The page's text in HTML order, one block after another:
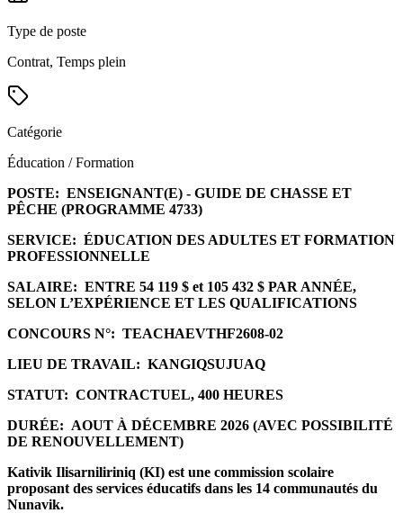
Type de poste
Contrat, Temps plein
Catégorie
Éducation / Formation
POSTE: ENSEIGNANT(E) - GUIDE DE CHASSE ET
PÊCHE (PROGRAMME 4733)
SERVICE: ÉDUCATION DES ADULTES ET FORMATION
PROFESSIONNELLE
SALAIRE: ENTRE 54 119 $ et 105 432 $ PAR ANNÉE,
SELON L’EXPÉRIENCE ET LES QUALIFICATIONS
CONCOURS N°: TEACHAEVTHF2608-02
LIEU DE TRAVAIL: KANGIQSUJUAQ
STATUT: CONTRACTUEL, 400 HEURES
DURÉE: AOUT À DÉCEMBRE 2026 (AVEC POSSIBILITÉ
DE RENOUVELLEMENT)
Kativik Ilisarniliriniq (KI) est une commission scolaire
proposant des services éducatifs dans les 14 communautés du
Nunavik.